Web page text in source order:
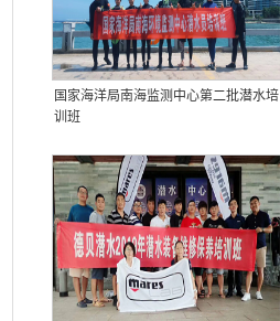
国家海洋局南海监测中心第二批潜水培
训班